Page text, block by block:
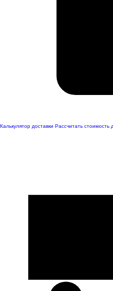
Калькулятор доставки Рассчитать стоимость